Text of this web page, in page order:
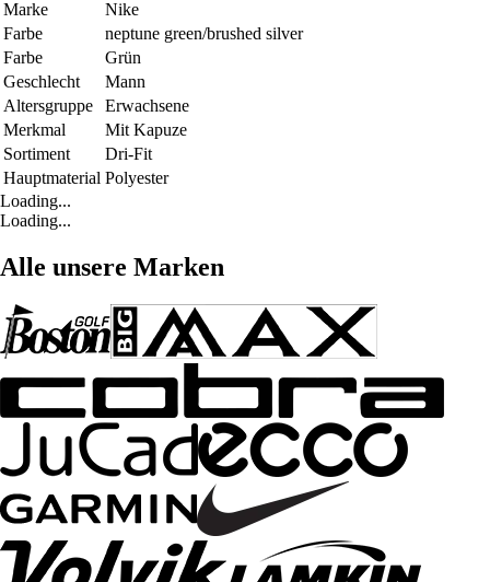
Marke
Nike
Farbe
neptune green/brushed silver
Farbe
Grün
Geschlecht
Mann
Altersgruppe
Erwachsene
Merkmal
Mit Kapuze
Sortiment
Dri-Fit
Hauptmaterial Polyester
Loading...
Loading...
Alle unsere Marken